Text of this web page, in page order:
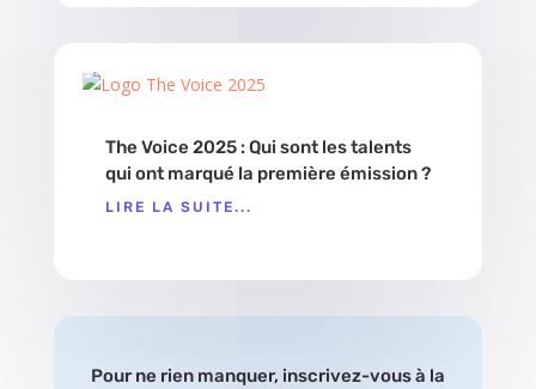
The Voice 2025 : Qui sont les talents
qui ont marqué la première émission ?
LIRE LA SUITE...
Pour ne rien manquer, inscrivez-vous à la